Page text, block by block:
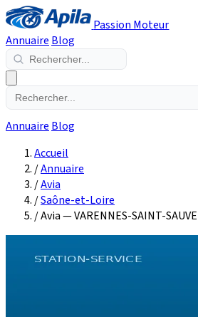
Passion Moteur
Annuaire Blog
Annuaire Blog
Accueil
/Annuaire
/Avia
/Saône-et-Loire
/Avia — VARENNES-SAINT-